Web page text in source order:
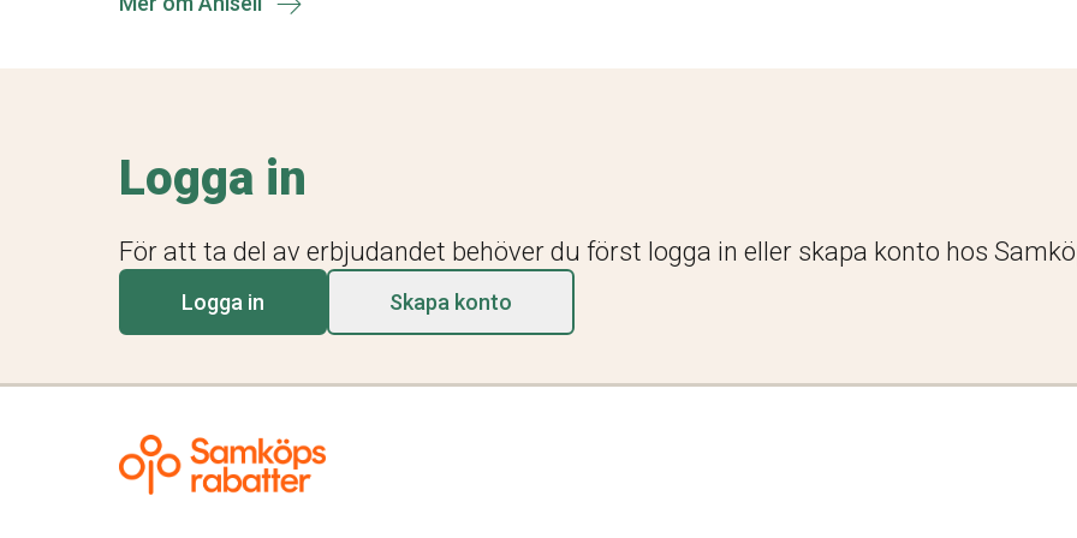
Logga in
För att ta del av erbjudandet behöver du först logga in eller skapa konto hos
Logga in Skapa konto